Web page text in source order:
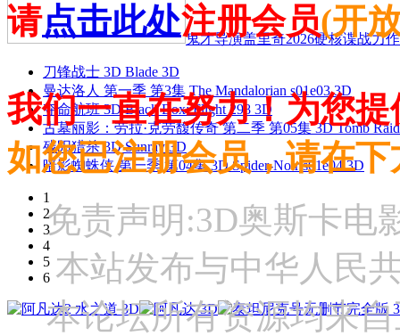
鬼才导演盖里奇2026硬核谍战力
刀锋战士 3D Blade 3D
曼达洛人 第一季 第3集 The Mandalorian s01e03 3D
夺命航班 3D Black Box: Flight 298 3D
古墓丽影：劳拉·克劳馥传奇 第二季 第05集 3D Tomb
残阳猎杀 3D Sunray 3D
暗影蜘蛛侠 第一季 第04集 3D Spider-Noir s01e04 3D
1
2
3
4
5
6
请点击此处注册会员(开
我们一直在努力！为您
如您已注册会员，请在
免责声明:3D奥斯卡电
本站发布与中华人民
本论坛所有资源均来